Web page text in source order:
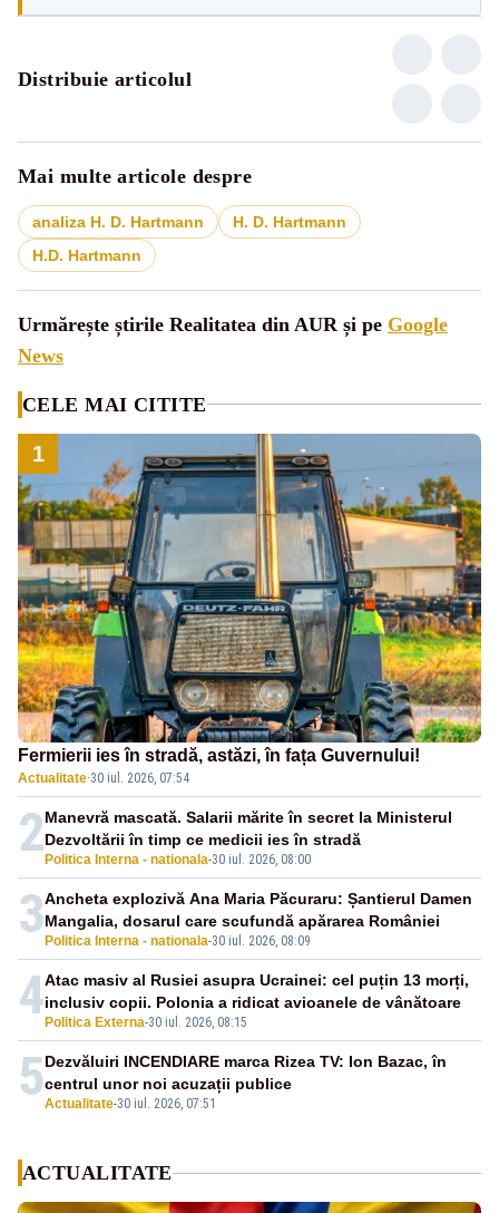
Distribuie articolul
Mai multe articole despre
analiza H. D. Hartmann
H. D. Hartmann
H.D. Hartmann
Urmărește știrile Realitatea din AUR și pe Google
News
CELE MAI CITITE
1
Fermierii ies în stradă, astăzi, în fața Guvernului!
Actualitate·30 iul. 2026, 07:54
2 Politica Interna - nationala-30 iul. 2026, 08:00
Manevră mascată. Salarii mărite în secret la Ministerul
Dezvoltării în timp ce medicii ies în stradă
3 Politica Interna - nationala-30 iul. 2026, 08:09
Ancheta explozivă Ana Maria Păcuraru: Șantierul Damen
Mangalia, dosarul care scufundă apărarea României
4 Politica Externa-30 iul. 2026, 08:15
Atac masiv al Rusiei asupra Ucrainei: cel puțin 13 morți,
inclusiv copii. Polonia a ridicat avioanele de vânătoare
5Actualitate-30 iul. 2026, 07:51
Dezvăluiri INCENDIARE marca Rizea TV: Ion Bazac, în
centrul unor noi acuzații publice
ACTUALITATE